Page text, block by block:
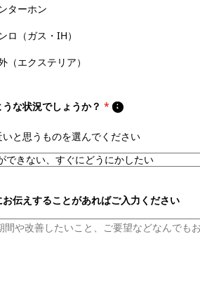
ターホン
ロ（ガス・IH）
（エクステリア）
うな状況でしょうか？ *
いと思うものを選んでください
お伝えすることがあればご入力ください